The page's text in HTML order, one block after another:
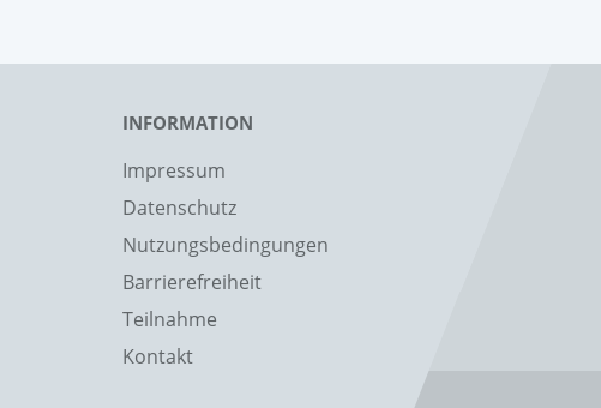
INFORMATION
Impressum
Datenschutz
Nutzungsbedingungen
Barrierefreiheit
Teilnahme
Kontakt